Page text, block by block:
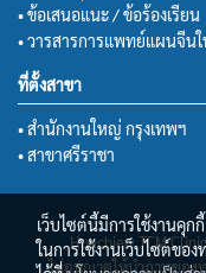
• ข้อเสนอแนะ / ข้อร้องเรียน
• วารสารการแพทย์แผนจีน
ที่ตั้งสาขา
• สำนักงานใหญ่ กรุงเทพฯ
• สาขาศรีราชา
Huachiew TCM
ไม่อนุญาตให้นำภาพของ
เว็บไซต์นี้มีการใช้งานคุ
ในการใช้งานเว็บไซต์ขอ